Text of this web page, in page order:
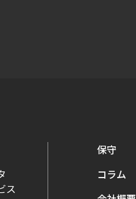
ス
保守
コラム